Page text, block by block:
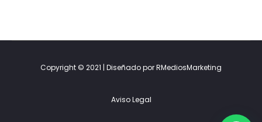
Copyright © 2021 | Diseñado por RMediosMarketing
Aviso Legal